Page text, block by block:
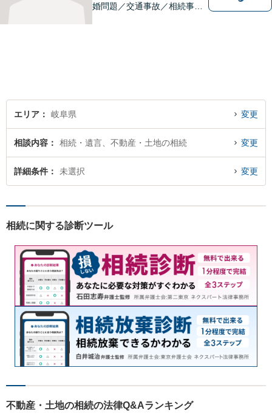
婚問題／交通事故／相続事件
エリア 岐阜県 変更
相談内容 相続・遺言、不動産・土地の相続 変更
詳細条件 未選択 変更
相続に関する診断ツール
不動産・土地の相続の法律Q&Aランキング